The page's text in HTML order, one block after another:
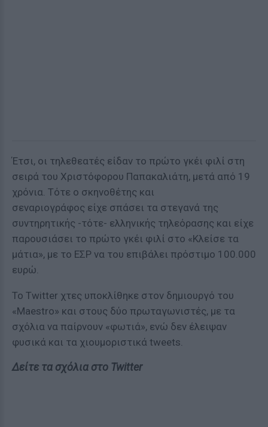
Έτσι, οι τηλεθεατές είδαν το πρώτο γκέι φιλί στη
σειρά του Χριστόφορου Παπακαλιάτη, μετά από 19
χρόνια. Τότε ο σκηνοθέτης και
σεναριογράφος είχε σπάσει τα στεγανά της
συντηρητικής -τότε- ελληνικής τηλεόρασης και είχε
παρουσιάσει το πρώτο γκέι φιλί στο «Κλείσε τα
μάτια», με το ΕΣΡ να του επιβάλει πρόστιμο 100.000
ευρώ.
Το Twitter χτες υποκλίθηκε στον δημιουργό του
«Maestro» και στους δύο πρωταγωνιστές, με τα
σχόλια να παίρνουν «φωτιά», ενώ δεν έλειψαν
φυσικά και τα χιουμοριστικά tweets.
Δείτε τα σχόλια στο Twitter